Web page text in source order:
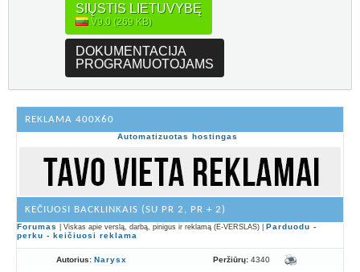
SIŲSTIS LIETUVYBĘ
V9.0 (269 KB)
DOKUMENTACIJA
PROGRAMUOTOJAMS
REKLAMA 400X60
Automatizuotas hostingas
KEČIUOSI BACKLINKAIS (SU PR 2, PR + 2)
Forumas | Viskas apie verslą, darbą, pinigus ir reklamą (E-VERSLAS) | Parduodu -
perku - keičiuosi reklama
Autorius: Narysx Peržiūrų:4340